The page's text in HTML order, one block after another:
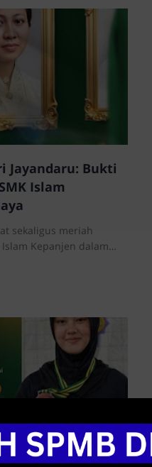
Jayandaru: Bukti
Islam
sekaligus meriah
Kepanjen dalam